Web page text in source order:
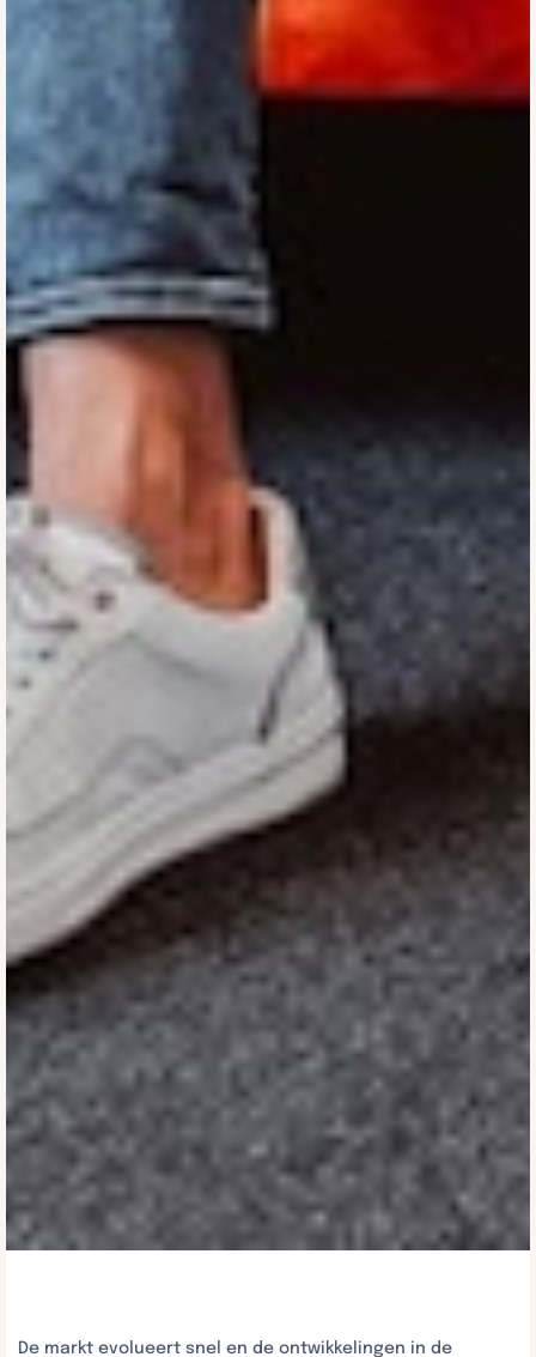
De markt evolueert snel en de ontwikkelingen in de